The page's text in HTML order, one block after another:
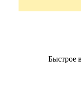
Быстрое